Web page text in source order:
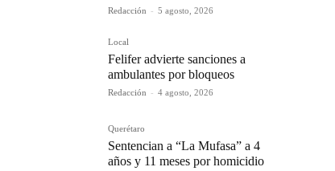
Redacción - 5 agosto, 2026
Local
Felifer advierte sanciones a
ambulantes por bloqueos
Redacción - 4 agosto, 2026
Querétaro
Sentencian a “La Mufasa” a 4
años y 11 meses por homicidio